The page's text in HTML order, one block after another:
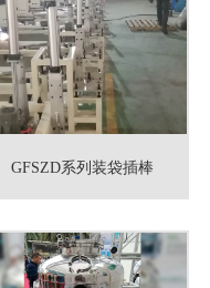
GFSZD系列装袋插棒